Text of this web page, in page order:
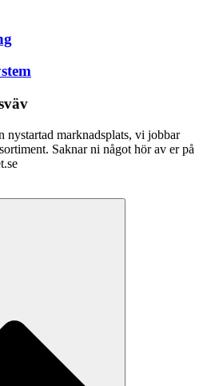
nystartad marknadsplats, vi jobbar
Saknar ni något hör av er på